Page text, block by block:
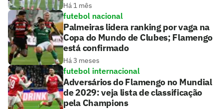
Há 1 mês
futebol nacional
Palmeiras lidera ranking por vaga na
Copa do Mundo de Clubes; Flamengo
está confirmado
Há 3 meses
futebol internacional
Adversários do Flamengo no Mundial
de 2029: veja lista de classificação
pela Champions